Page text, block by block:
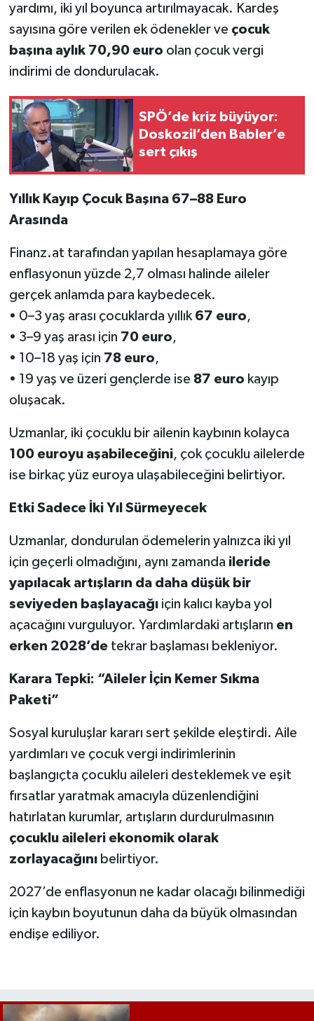
yardımı, iki yıl boyunca artırılmayacak. Kardeş
sayısına göre verilen ek ödenekler ve çocuk
başına aylık 70,90 euro olan çocuk vergi
indirimi de dondurulacak.
SPÖ’de kriz büyüyor:
Doskozil’den Babler’e
sert çıkış
Yıllık Kayıp Çocuk Başına 67–88 Euro
Arasında
Finanz.at tarafından yapılan hesaplamaya göre
enflasyonun yüzde 2,7 olması halinde aileler
gerçek anlamda para kaybedecek.
• 0–3 yaş arası çocuklarda yıllık 67 euro,
• 3–9 yaş arası için 70 euro,
• 10–18 yaş için 78 euro,
• 19 yaş ve üzeri gençlerde ise 87 euro kayıp
oluşacak.
Uzmanlar, iki çocuklu bir ailenin kaybının kolayca
100 euroyu aşabileceğini, çok çocuklu ailelerde
ise birkaç yüz euroya ulaşabileceğini belirtiyor.
Etki Sadece İki Yıl Sürmeyecek
Uzmanlar, dondurulan ödemelerin yalnızca iki yıl
için geçerli olmadığını, aynı zamanda ileride
yapılacak artışların da daha düşük bir
seviyeden başlayacağıiçin kalıcı kayba yol
açacağını vurguluyor. Yardımlardaki artışların en
erken 2028’detekrar başlaması bekleniyor.
Karara Tepki: “Aileler İçin Kemer Sıkma
Paketi”
Sosyal kuruluşlar kararı sert şekilde eleştirdi. Aile
yardımları ve çocuk vergi indirimlerinin
başlangıçta çocuklu aileleri desteklemek ve eşit
fırsatlar yaratmak amacıyla düzenlendiğini
hatırlatan kurumlar, artışların durdurulmasının
çocuklu aileleri ekonomik olarak
zorlayacağınıbelirtiyor.
2027’de enflasyonun ne kadar olacağı bilinmediği
için kaybın boyutunun daha da büyük olmasından
endişe ediliyor.